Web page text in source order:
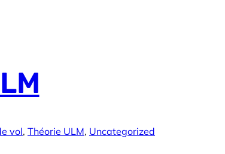
vol, Théorie ULM, Uncategorized